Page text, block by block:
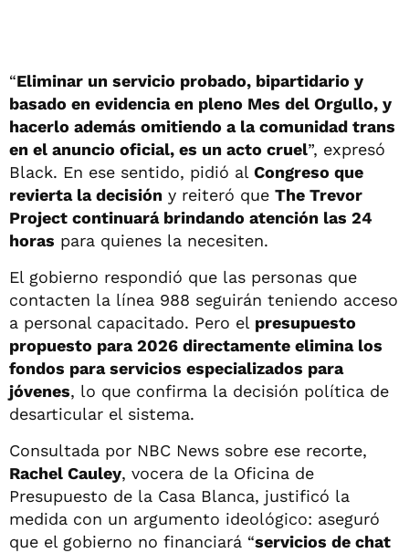
“Eliminar un servicio probado, bipartidario y
basado en evidencia en pleno Mes del Orgullo, y
hacerlo además omitiendo a la comunidad trans
en el anuncio oficial, es un acto cruel”, expresó
Black. En ese sentido, pidió al Congreso que
revierta la decisión y reiteró que The Trevor
Project continuará brindando atención las 24
horas para quienes la necesiten.
El gobierno respondió que las personas que
contacten la línea 988 seguirán teniendo acceso
a personal capacitado. Pero el presupuesto
propuesto para 2026 directamente elimina los
fondos para servicios especializados para
jóvenes, lo que confirma la decisión política de
desarticular el sistema.
Consultada por NBC News sobre ese recorte,
Rachel Cauley, vocera de la Oficina de
Presupuesto de la Casa Blanca, justificó la
medida con un argumento ideológico: aseguró
que el gobierno no financiará “servicios de chat